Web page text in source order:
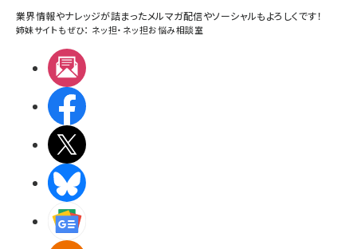
業界情報やナレッジが詰まったメルマガ配信やソーシャルもよろしくです！
姉妹サイトもぜひ： ネッ担・ ネッ担お悩み相談室